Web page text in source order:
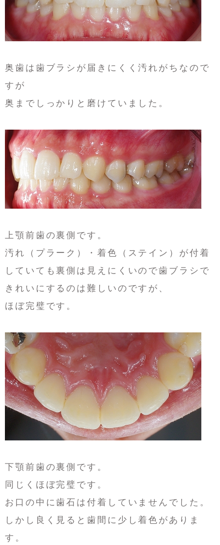
奥歯は歯ブラシが届きにくく汚れがちなので
すが
奥までしっかりと磨けていました。
上顎前歯の裏側です。
汚れ（プラーク）・着色（ステイン）が付着
していても裏側は見えにくいので歯ブラシで
きれいにするのは難しいのですが、
ほぼ完璧です。
下顎前歯の裏側です。
同じくほぼ完璧です。
お口の中に歯石は付着していませんでした。
しかし良く見ると歯間に少し着色がありま
す。